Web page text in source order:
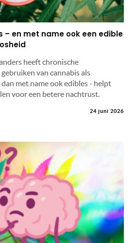
– en met name ook een edible
heeft chronische
van cannabis als
met name ook edibles - helpt
voor een betere nachtrust.
24 juni 2026